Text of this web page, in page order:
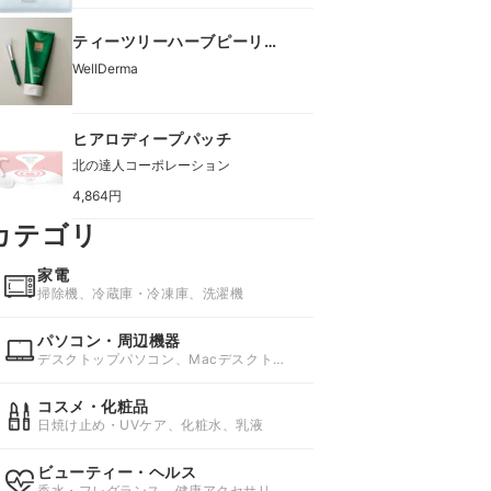
ティーツリーハーブピーリン
グパック
WellDerma
ヒアロディープパッチ
北の達人コーポレーション
4,864円
テゴリ
家電
掃除機、冷蔵庫・冷凍庫、洗濯機
パソコン・周辺機器
デスクトップパソコン、Macデスクトッ
コスメ・化粧品
日焼け止め・UVケア、化粧水、乳液
ビューティー・ヘルス